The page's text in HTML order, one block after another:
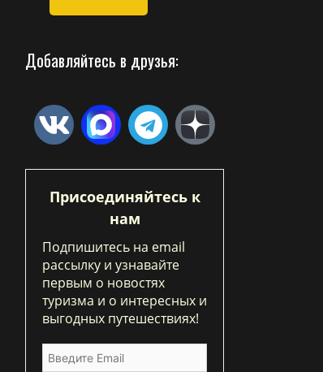
Добавляйтесь в друзья:
Присоединяйтесь к
нам
Подпишитесь на email
рассылку и узнавайте
первым о новостях
туризма и о интересных и
выгодных путешествиях!